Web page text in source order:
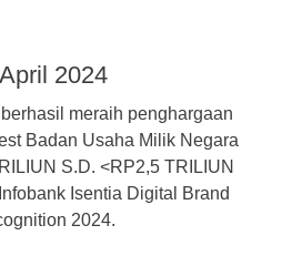
2024
meraih penghargaan
Badan Usaha Milik Negara
S.D. <RP2,5 TRILIUN
Isentia Digital Brand
2024.